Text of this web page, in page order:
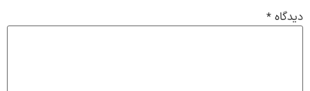
دیدگاه *